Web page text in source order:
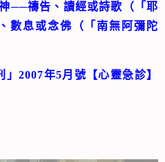
禱告、讀經或詩歌（「耶
息或念佛（「南無阿彌陀
」2007年5月號【心靈急診】